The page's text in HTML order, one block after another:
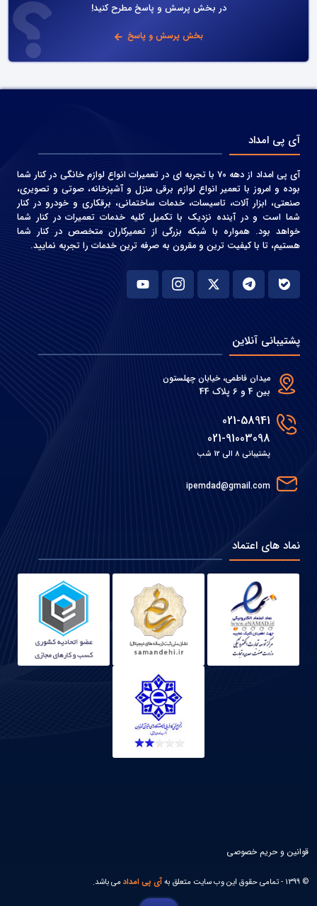
در بخش پرسش و پاسخ مطرح کنید!
بخش پرسش و پاسخ
آی پی امداد
آی پی امداد از دهه 70 با تجربه ای در تعمیرات انواع لوازم خانگی در کنار شما
بوده و امروز با تعمیر انواع لوازم برقی منزل و آشپزخانه، صوتی و‌ تصویری،
صنعتی، ابزار آلات، تاسیسات، خدمات ساختمانی، برقکاری و خودرو در کنار
شما است و در آینده نزدیک با تکمیل کلیه خدمات تعمیرات در کنار شما
خواهد بود. همواره با شبکه بزرگی از تعمیرکاران متخصص در کنار شما
هستیم، تا با کیفیت ترین و مقرون به صرفه ترین خدمات را تجربه نمایید.
پشتیبانی آنلاین
میدان فاطمی، خیابان چهلستون
بین 4 و 6 پلاک 44
021-58941
021-91003098
پشتیبانی 8 الی 12 شب
ipemdad@gmail.com
نماد های اعتماد
© 1399 - تمامی حقوق این وب سایت متعلق به آی پی امدادمی باشد.
قوانین و حریم خصوصی